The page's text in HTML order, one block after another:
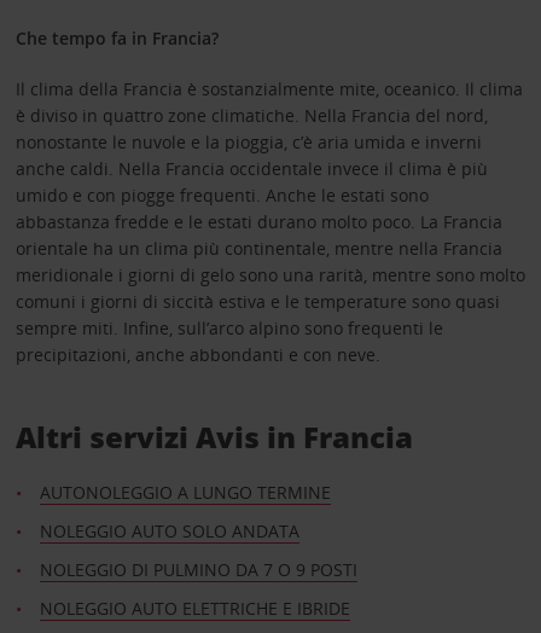
Che tempo fa in Francia?
Il clima della Francia è sostanzialmente mite, oceanico. Il clima
è diviso in quattro zone climatiche. Nella Francia del nord,
nonostante le nuvole e la pioggia, c’è aria umida e inverni
anche caldi. Nella Francia occidentale invece il clima è più
umido e con piogge frequenti. Anche le estati sono
abbastanza fredde e le estati durano molto poco. La Francia
orientale ha un clima più continentale, mentre nella Francia
meridionale i giorni di gelo sono una rarità, mentre sono molto
comuni i giorni di siccità estiva e le temperature sono quasi
sempre miti. Infine, sull’arco alpino sono frequenti le
precipitazioni, anche abbondanti e con neve.
Altri servizi Avis in Francia
AUTONOLEGGIO A LUNGO TERMINE
NOLEGGIO AUTO SOLO ANDATA
NOLEGGIO DI PULMINO DA 7 O 9 POSTI
NOLEGGIO AUTO ELETTRICHE E IBRIDE